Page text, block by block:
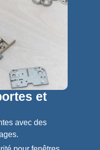
et
avec des